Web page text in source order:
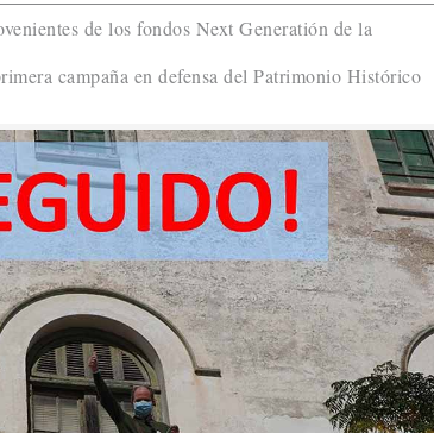
de los fondos Next Generatión de la
campaña en defensa del Patrimonio Histórico